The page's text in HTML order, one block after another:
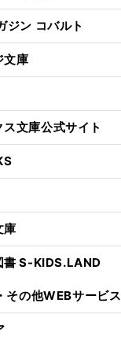
ジン コバルト
文庫
文庫公式サイト
庫
書 S-KIDS.LAND
その他WEBサービス